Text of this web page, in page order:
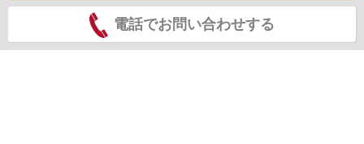
電話でお問い合わせする